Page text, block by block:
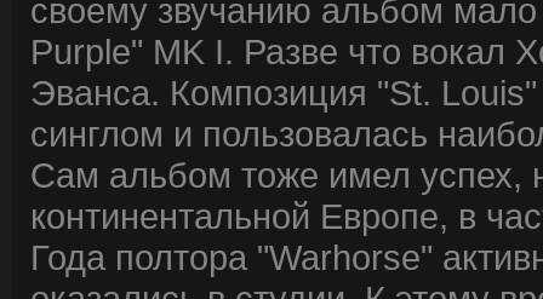
своему звучанию альбом
Purple" MK I. Разве что вокал
Эванса. Композиция "St.
синглом и пользовалась
Сам альбом тоже имел успех,
континентальной Европе, в
Года полтора "Warhorse"